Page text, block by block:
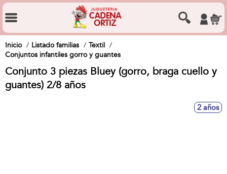
Inicio Listado familias
Textil
Conjuntos infantiles gorro y guantes
Conjunto 3 piezas Bluey (gorro, braga cuello y
guantes) 2/8 años
2 años